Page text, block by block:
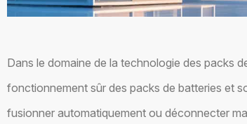
Dans le domaine de la technologie des packs
fonctionnement sûr des packs de batteries et
fusionner automatiquement ou déconnecter